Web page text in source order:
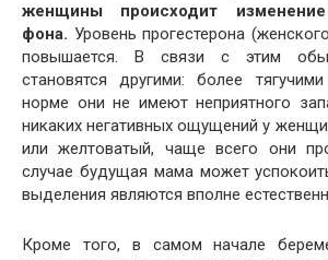
женщины происходит изменение
фона. Уровень прогестерона
повышается. В связи с этим
становятся другими: более
норме они не имеют неприятного
никаких негативных ощущений у
или желтоватый, чаще всего они
случае будущая мама может
выделения являются вполне
Кроме того, в самом начале